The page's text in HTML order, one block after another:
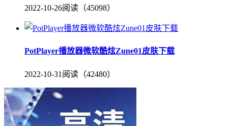
2022-10-26阅读（45098）
PotPlayer播放器微软酷炫Zune01皮肤下载
2022-10-31 阅读（42480）